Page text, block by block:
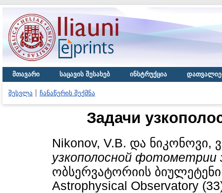
მთავარი საცავის შესახებ ინსტრუქცია
შესვლა ჩანაწერის შექმნა
Задачи
Nikonov, V.B. და ნიკონოვი,
узкополосной фотометрии
ობსერვატორიის ბიულეტენი
Astrophysical Observatory